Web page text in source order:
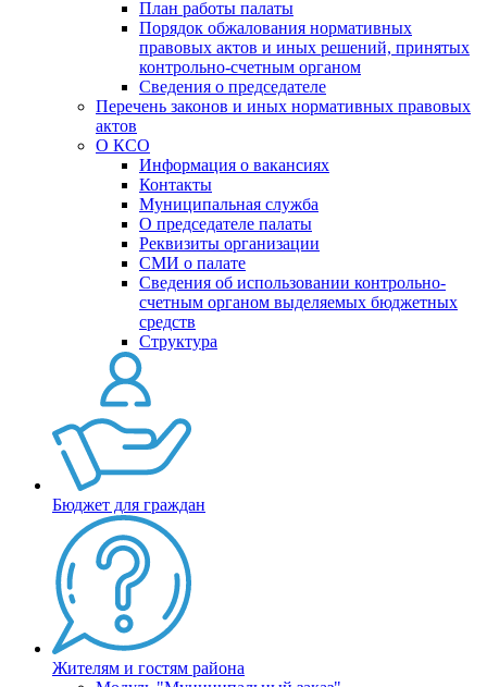
План работы палаты
Порядок обжалования нормативных
правовых актов и иных решений, принятых
контрольно-счетным органом
Сведения о председателе
Перечень законов и иных нормативных правовых
актов
О КСО
Информация о вакансиях
Контакты
Муниципальная служба
О председателе палаты
Реквизиты организации
СМИ о палате
Сведения об использовании контрольно-
счетным органом выделяемых бюджетных
средств
Структура
Бюджет для граждан
Жителям и гостям района